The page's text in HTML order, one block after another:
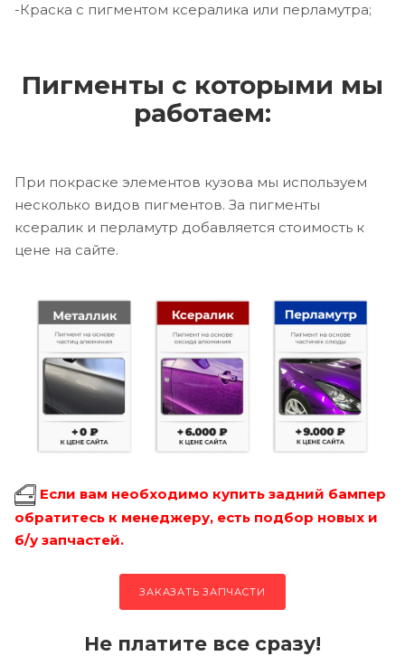
-Краска с пигментом ксералика или перламутра;
Пигменты с которыми мы
работаем:
При покраске элементов кузова мы используем
несколько видов пигментов. За пигменты
ксералик и перламутр добавляется стоимость к
цене на сайте.
Если вам необходимо купить задний бампер
обратитесь к менеджеру, есть подбор новых и
б/у запчастей.
ЗАКАЗАТЬ ЗАПЧАСТИ
Не платите все сразу!